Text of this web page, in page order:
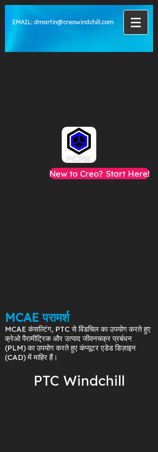
EMAIL: dmartin@creowindchill.com
New to Creo? Start Here!
MCAE परामर्श
MCAE कंसल्टिंग, PTC से विंडचिल का उपयोग करते हुए
क्रेओ पैरामीट्रिक और उत्पाद जीवनचक्र प्रबंधन
(PLM) का उपयोग करते हुए कंप्यूटर एडेड डिज़ाइन
(CAD) में माहिर हैं।
PTC Windchill